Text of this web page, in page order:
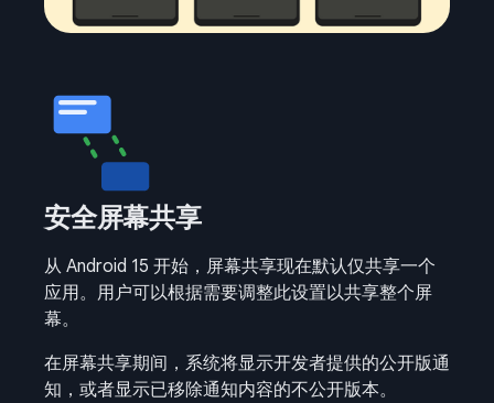
安全屏幕共享
从 Android 15 开始，屏幕共享现在默认仅共享一个
应用。用户可以根据需要调整此设置以共享整个屏
幕。
在屏幕共享期间，系统将显示开发者提供的公开版通
知，或者显示已移除通知内容的不公开版本。